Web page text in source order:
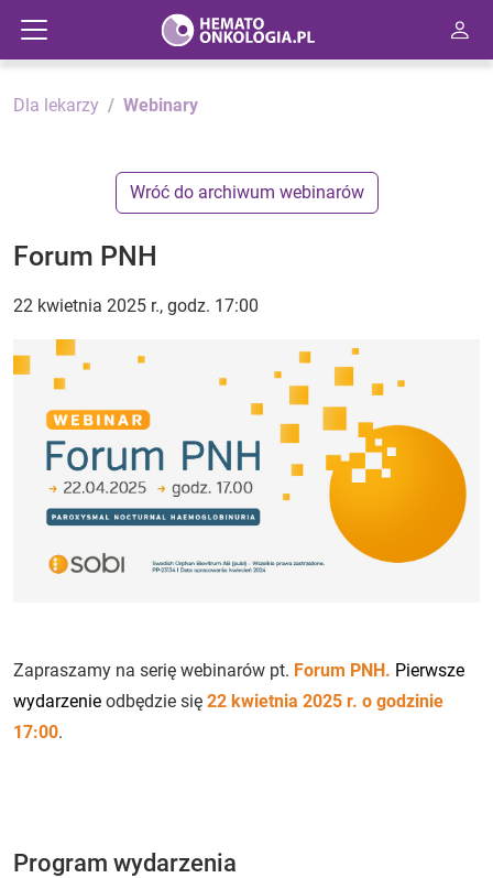
Dla lekarzy Webinary
Wróć do archiwum webinarów
Forum PNH
22 kwietnia 2025 r., godz. 17:00
Zapraszamy na serię webinarów pt. Forum PNH. Pierwsze
wydarzenie odbędzie się 22 kwietnia 2025 r. o godzinie
17:00.
Program wydarzenia